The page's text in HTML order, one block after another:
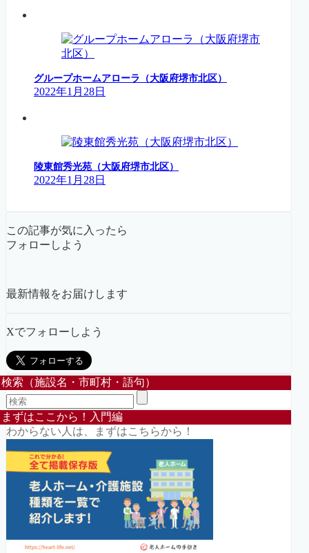
グループホームアローラ（大阪府堺市北区）
2022年1月28日
陵東館秀光苑（大阪府堺市北区）
2022年1月28日
この記事が気に入ったら
フォローしよう
最新情報をお届けします
Xでフォローしよう
検索（施設名・市町村・語句）
まずはここから！入門編
わからない人は、まずはこちらから！